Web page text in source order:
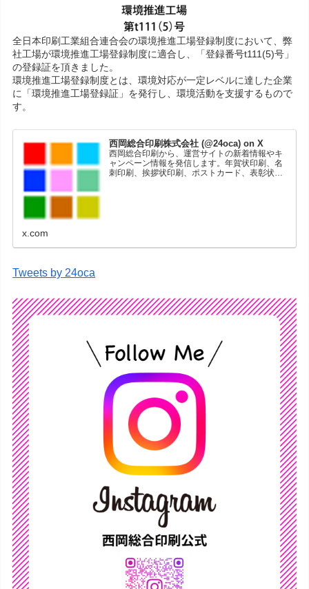
全日本印刷工業組合連合会の環境推進工場登録制度において、弊
社工場が環境推進工場登録制度に適合し、「登録番号t111(5)号」
の登録証を頂きました。
環境推進工場登録制度とは、環境対応が一定レベルに達した企業
に「環境推進工場登録証」を発行し、環境活動を支援するもので
す。
西岡総合印刷株式会社 (@24oca) on X
西岡総合印刷から、運営サイトの新着情報やキ
ャンペーン情報を発信します。年賀状印刷、名
刺印刷、挨拶状印刷、ポストカード、表彰状印
x.com
Tweets by 24oca